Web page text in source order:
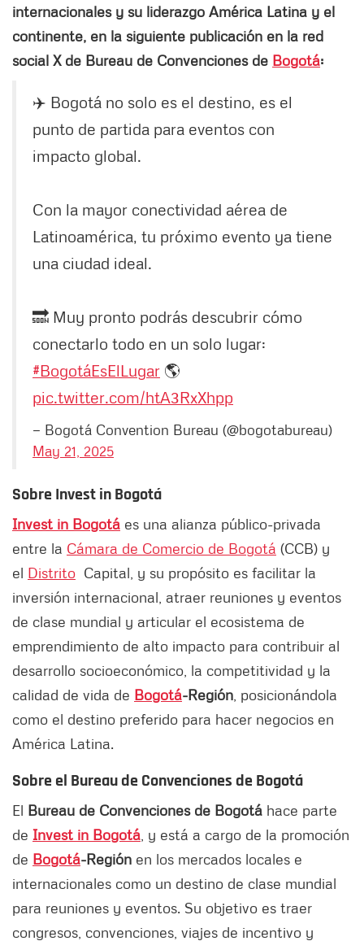
internacionales y su liderazgo América Latina y el
continente, en la siguiente publicación en la red
social X de Bureau de Convenciones de Bogotá:
✈️ Bogotá no solo es el destino, es el
punto de partida para eventos con
impacto global.
Con la mayor conectividad aérea de
Latinoamérica, tu próximo evento ya tiene
una ciudad ideal.
🔜 Muy pronto podrás descubrir cómo
conectarlo todo en un solo lugar:
#BogotáEsElLugar 🌎
pic.twitter.com/htA3RxXhpp
— Bogotá Convention Bureau (@bogotabureau)
May 21, 2025
Sobre Invest in Bogotá
Invest in Bogotá es una alianza público-privada
entre la Cámara de Comercio de Bogotá (CCB) y
el Distrito Capital, y su propósito es facilitar la
inversión internacional, atraer reuniones y eventos
de clase mundial y articular el ecosistema de
emprendimiento de alto impacto para contribuir al
desarrollo socioeconómico, la competitividad y la
calidad de vida de Bogotá-Región , posicionándola
como el destino preferido para hacer negocios en
América Latina.
Sobre el Bureau de Convenciones de Bogotá
El Bureau de Convenciones de Bogotá hace parte
de Invest in Bogotá , y está a cargo de la promoción
de Bogotá-Región en los mercados locales e
internacionales como un destino de clase mundial
para reuniones y eventos. Su objetivo es traer
congresos, convenciones, viajes de incentivo y